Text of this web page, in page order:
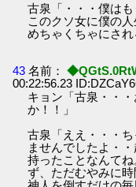
古泉「・・・僕は
このクソ女に僕の人
めちゃくちゃにされ
43 名前：
00:22:56.23
キョン「古泉・・
か！！」
古泉「ええ・・・
ませんでしたよ・
持ったことなんて
ず、ただむやみに